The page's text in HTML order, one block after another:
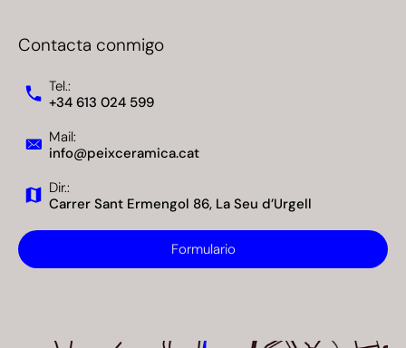
Contacta conmigo
Tel.:
+34 613 024 599
Mail:
info@peixceramica.cat
Dir.:
Carrer Sant Ermengol 86, La Seu d’Urgell
Formulario